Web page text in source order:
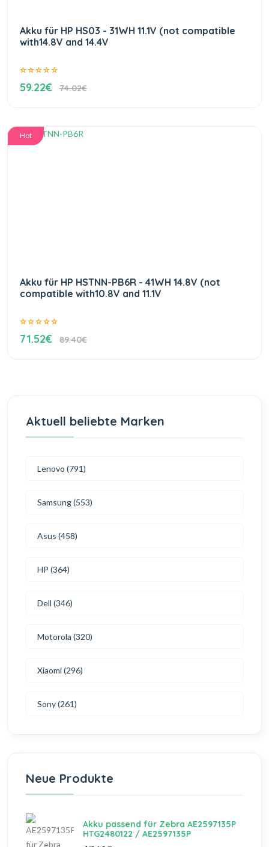
Akku für HP HS03 - 31WH 11.1V (not compatible
with14.8V and 14.4V
59.22€ 74.02€
Hot
Akku für HP HSTNN-PB6R - 41WH 14.8V (not
compatible with10.8V and 11.1V
71.52€ 89.40€
Aktuell beliebte Marken
Lenovo (791)
Samsung (553)
Asus (458)
HP (364)
Dell (346)
Motorola (320)
Xiaomi (296)
Sony (261)
Neue Produkte
Akku passend für Zebra AE2597135P
HTG2480122 / AE2597135P